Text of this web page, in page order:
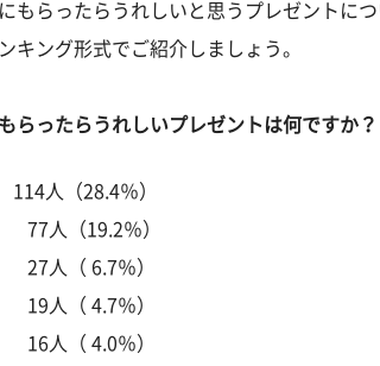
もらったらうれしいと思うプレゼントに
キング形式でご紹介しましょう。
らったらうれしいプレゼントは何ですか？
（28.4％）
人（19.2％）
6.7％）
（ 4.7％）
4.0％）